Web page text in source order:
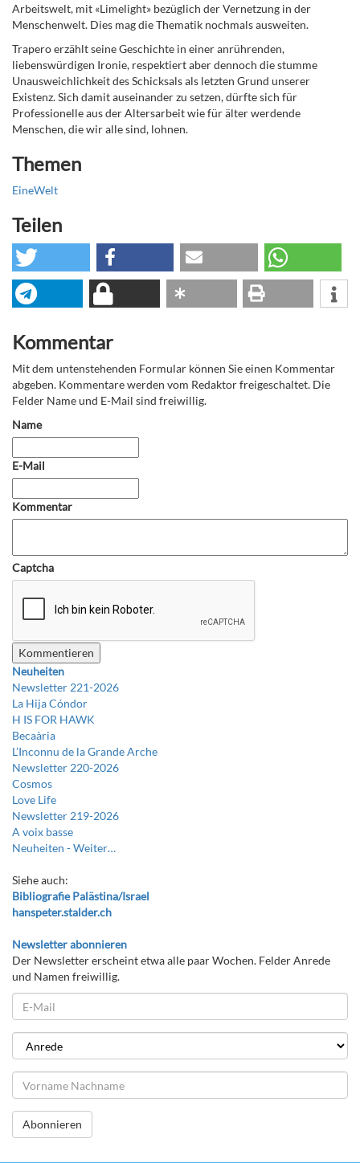
Arbeitswelt, mit «Limelight» bezüglich der Vernetzung in der
Menschenwelt. Dies mag die Thematik nochmals ausweiten.
Trapero erzählt seine Geschichte in einer anrührenden,
liebenswürdigen Ironie, respektiert aber dennoch die stumme
Unausweichlichkeit des Schicksals als letzten Grund unserer
Existenz. Sich damit auseinander zu setzen, dürfte sich für
Professionelle aus der Altersarbeit wie für älter werdende
Menschen, die wir alle sind, lohnen.
Themen
EineWelt
Teilen
Kommentar
Mit dem untenstehenden Formular können Sie einen Kommentar
abgeben. Kommentare werden vom Redaktor freigeschaltet. Die
Felder Name und E-Mail sind freiwillig.
Name
E-Mail
Kommentar
Captcha
Neuheiten
Newsletter 221-2026
La Hija Cóndor
H IS FOR HAWK
Becaària
L’Inconnu de la Grande Arche
Newsletter 220-2026
Cosmos
Love Life
Newsletter 219-2026
A voix basse
Neuheiten -Weiter…
Siehe auch:
Bibliografie Palästina/Israel
hanspeter.stalder.ch
Newsletter abonnieren
Der Newsletter erscheint etwa alle paar Wochen. Felder Anrede
und Namen freiwillig.
Abonnieren